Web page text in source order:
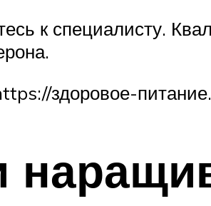
к специалисту.
здоровое-